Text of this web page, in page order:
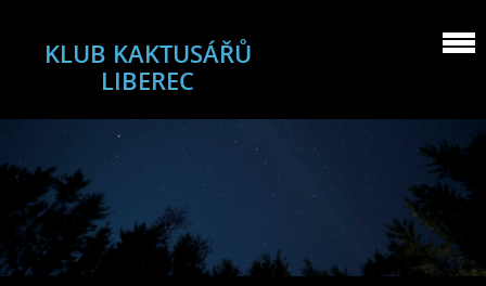
KLUB KAKTUSÁŘŮ
LIBEREC